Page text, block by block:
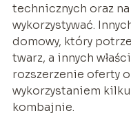
technicznych oraz
wykorzystywać.
domowy, który
twarz, a innych
rozszerzenie oferty
wykorzystaniem
kombajnie.